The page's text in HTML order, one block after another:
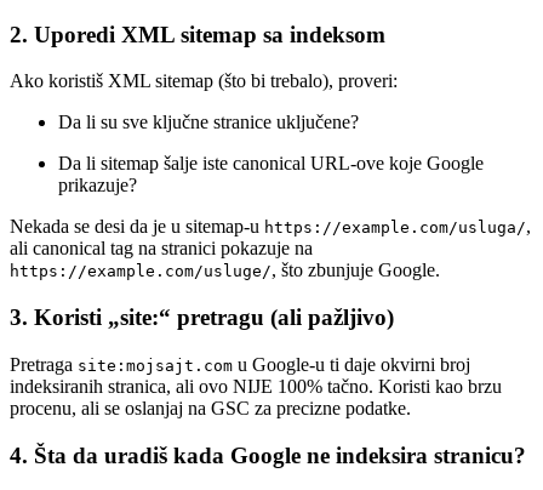
2. Uporedi XML sitemap sa indeksom
Ako koristiš XML sitemap (što bi trebalo), proveri:
Da li su sve ključne stranice uključene?
Da li sitemap šalje iste canonical URL-ove koje Google
prikazuje?
Nekada se desi da je u sitemap-u https://example.com/usluga/,
ali canonical tag na stranici pokazuje na
https://example.com/usluge/, što zbunjuje Google.
3. Koristi „site:“ pretragu (ali pažljivo)
Pretraga site:mojsajt.com u Google-u ti daje okvirni broj
indeksiranih stranica, ali ovo NIJE 100% tačno. Koristi kao brzu
procenu, ali se oslanjaj na GSC za precizne podatke.
4. Šta da uradiš kada Google ne indeksira stranicu?